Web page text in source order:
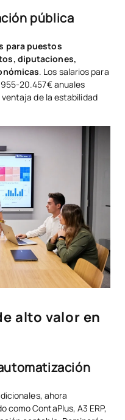
pública
para puestos
diputaciones,
. Los salarios para
20.457€ anuales
de la estabilidad
alto valor en
ahora
ContaPlus, A3 ERP,